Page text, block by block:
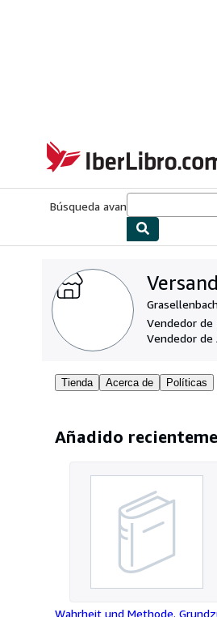
IberLibro.com
Búsqueda avanzada
Vendedor
Vendedor de
Tienda Acerca de Políticas
Añadido
Wahrheit und Methode.